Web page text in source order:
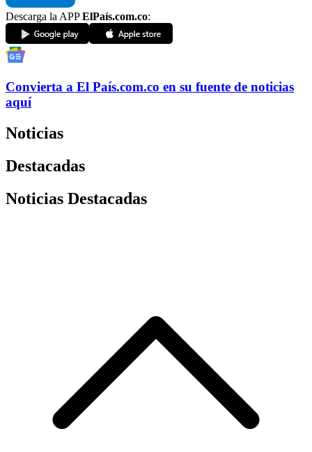
Descarga la APPElPaís.com.co:
Convierta a El País.com.co en su fuente de noticias
aquí
Noticias
Destacadas
Noticias Destacadas